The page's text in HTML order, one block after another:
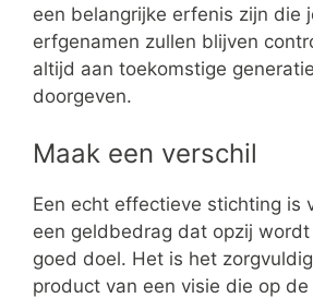
een belangrijke erfenis zijn die
erfgenamen zullen blijven
altijd aan toekomstige
doorgeven.
Maak een verschil
Een echt effectieve stichting is
een geldbedrag dat opzij
goed doel. Het is het
product van een visie die op